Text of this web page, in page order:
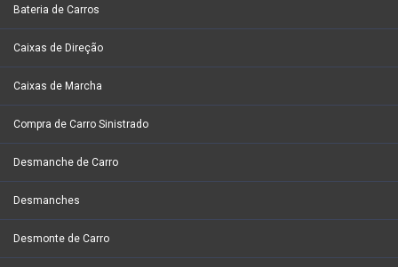
Bateria de Carros
Caixas de Direção
Caixas de Marcha
Compra de Carro Sinistrado
Desmanche de Carro
Desmanches
Desmonte de Carro